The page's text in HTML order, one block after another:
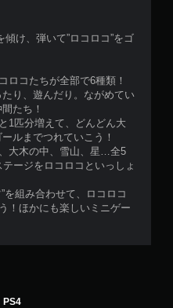
け、弾いて”ロコロコ”をゴ
ロコたちが全部で6種類！
り、遊んだり。ながめてい
たち！
1匹分増えて、どんどん大
ルまでつれていこう！
大木の中、雪山、星…全5
ージをロコロコといっしょ
を組み合わせて、ロコロコ
！ほかにも楽しいミニゲー
PS4